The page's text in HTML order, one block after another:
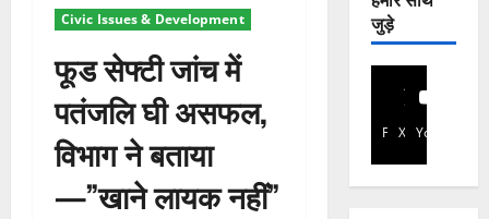
Civic Issues & Development
फूड सेफ्टी जांच में
पतंजलि घी असफल,
विभाग ने बताया
—”खाने लायक नहीं”
जुड़े
Facebook
X YouTube